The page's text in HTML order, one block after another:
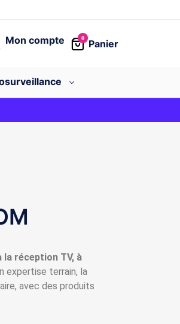
0
Panier
Mon compte
réception TV, à
expertise terrain, la
avec des produits